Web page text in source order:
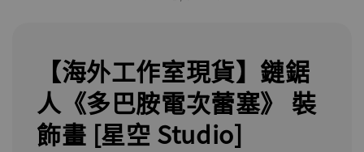
【海外工作室現貨】鏈鋸
人《多巴胺電次蕾塞》 裝
飾畫 [星空 Studio]